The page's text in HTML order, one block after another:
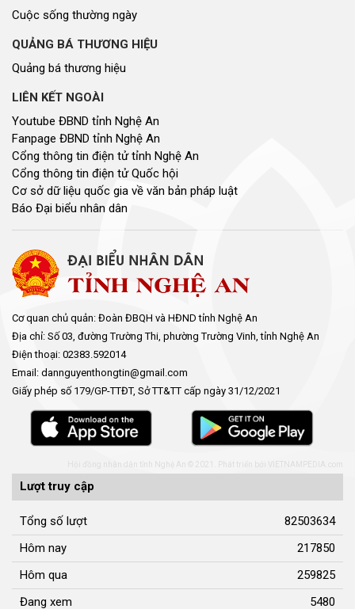
Cuộc sống thường ngày
QUẢNG BÁ THƯƠNG HIỆU
Quảng bá thương hiệu
LIÊN KẾT NGOÀI
Youtube ĐBND tỉnh Nghệ An
Fanpage ĐBND tỉnh Nghệ An
Cổng thông tin điện tử tỉnh Nghệ An
Cổng thông tin điện tử Quốc hội
Cơ sở dữ liệu quốc gia về văn bản pháp luật
Báo Đại biểu nhân dân
Cơ quan chủ quản: Đoàn ĐBQH và HĐND tỉnh Nghệ An
Địa chỉ: Số 03, đường Trường Thi, phường Trường Vinh, tỉnh Nghệ An
Điện thoại: 02383.592014
Email: dannguyenthongtin@gmail.com
Giấy phép số 179/GP-TTĐT, Sở TT&TT cấp ngày 31/12/2021
Hội đồng nhân dân tỉnh Nghệ An © 2021. Phát triển bởi
Lượt truy cập
Tổng số lượt
82503634
Hôm nay
217850
Hôm qua
259825
Đang xem
5480